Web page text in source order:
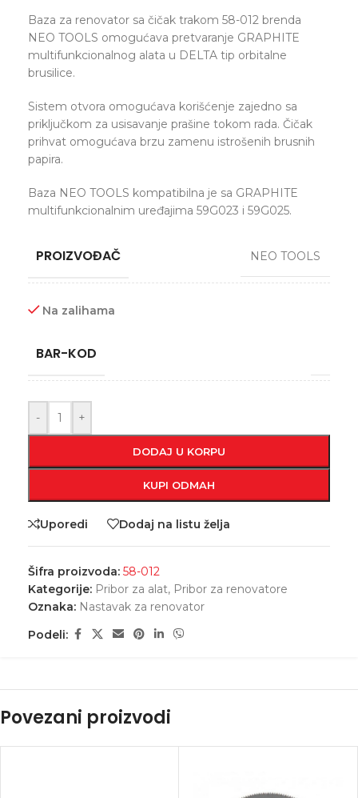
Baza za renovator sa čičak trakom 58-012 brenda
NEO TOOLS omogućava pretvaranje GRAPHITE
multifunkcionalnog alata u DELTA tip orbitalne
brusilice.
Sistem otvora omogućava korišćenje zajedno sa
priključkom za usisavanje prašine tokom rada. Čičak
prihvat omogućava brzu zamenu istrošenih brusnih
papira.
Baza NEO TOOLS kompatibilna je sa GRAPHITE
multifunkcionalnim uređajima 59G023 i 59G025.
PROIZVOĐAČ NEO TOOLS
Na zalihama
BAR-KOD
- +
DODAJ U KORPU
KUPI ODMAH
Uporedi Dodaj na listu želja
Šifra proizvoda: 58-012
Kategorije: Pribor za alat, Pribor za renovatore
Oznaka: Nastavak za renovator
Podeli:
Povezani proizvodi